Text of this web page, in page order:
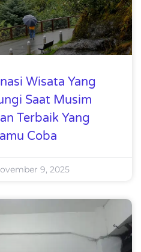
Wisata Yang
Saat Musim
Terbaik Yang
Coba
9, 2025